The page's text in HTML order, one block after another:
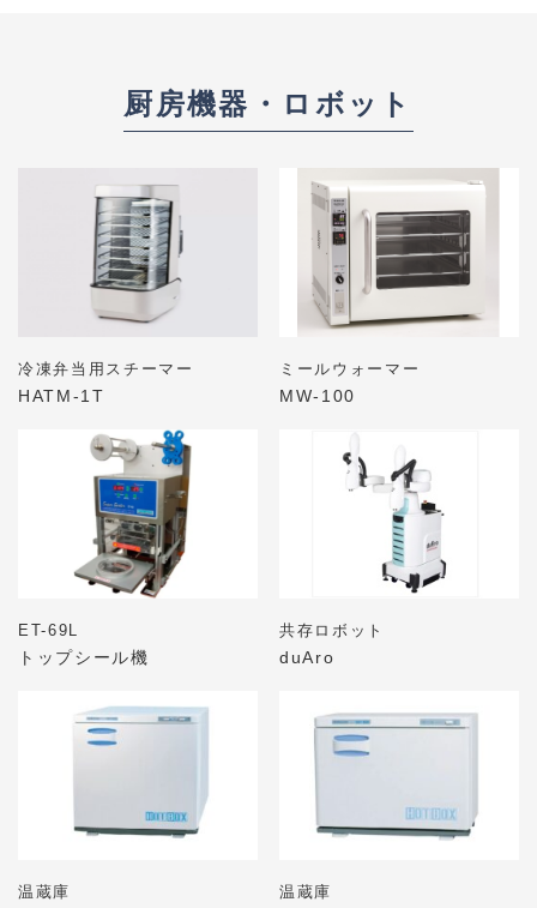
厨房機器・ロボット
冷凍弁当用スチーマー
HATM-1T
ミールウォーマー
MW-100
ET-69L
トップシール機
共存ロボット
duAro
温蔵庫 温蔵庫